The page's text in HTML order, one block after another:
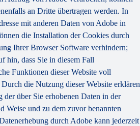
an Dritte übertragen werden. In
mit anderen Daten von Adobe in
die Installation der Cookies durch
Ihrer Browser Software verhindern;
hin, dass Sie in diesem Fall
Funktionen dieser Website voll
die Nutzung dieser Website erklären
der über Sie erhobenen Daten in der
Weise und zu dem zuvor benannten
durch Adobe kann jederzeit